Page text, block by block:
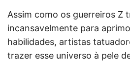
Assim como os guerreiros Z
incansavelmente para
habilidades, artistas
trazer esse universo à pele